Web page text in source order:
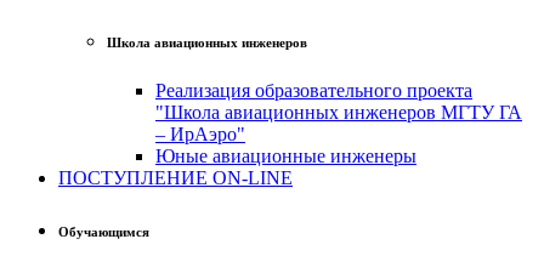
Школа авиационных инженеров
Реализация образовательного проекта
"Школа авиационных инженеров МГТУ ГА
– ИрАэро"
Юные авиационные инженеры
ПОСТУПЛЕНИЕ ON-LINE
Обучающимся